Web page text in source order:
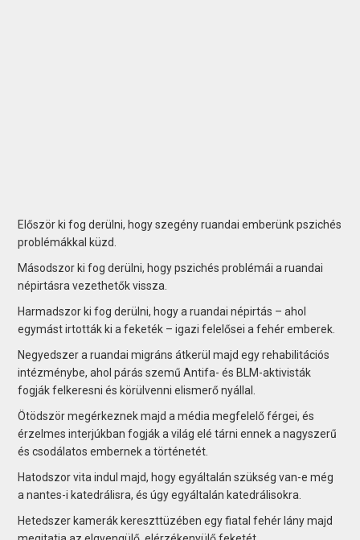
Először ki fog derülni, hogy szegény ruandai emberünk pszichés
problémákkal küzd.
Másodszor ki fog derülni, hogy pszichés problémái a ruandai
népirtásra vezethetők vissza.
Harmadszor ki fog derülni, hogy a ruandai népirtás – ahol
egymást irtották ki a feketék – igazi felelősei a fehér emberek.
Negyedszer a ruandai migráns átkerül majd egy rehabilitációs
intézménybe, ahol párás szemű Antifa- és BLM-aktivisták
fogják felkeresni és körülvenni elismerő nyállal.
Ötödször megérkeznek majd a média megfelelő férgei, és
érzelmes interjúkban fogják a világ elé tárni ennek a nagyszerű
és csodálatos embernek a történetét.
Hatodszor vita indul majd, hogy egyáltalán szükség van-e még
a nantes-i katedrálisra, és úgy egyáltalán katedrálisokra.
Hetedszer kamerák kereszttüzében egy fiatal fehér lány majd